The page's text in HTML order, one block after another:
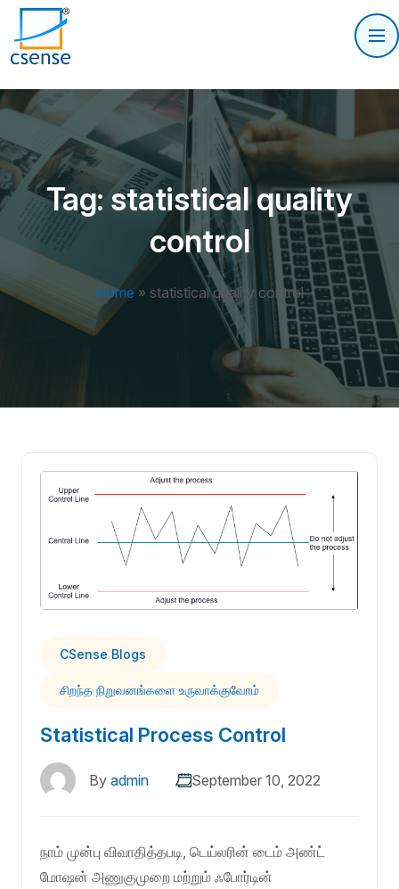
Tag: statistical quality
control
Home » statistical quality control
CSense Blogs
சிறந்த நிறுவனங்களை உருவாக்குவோம்
Statistical Process Control
By admin September 10, 2022
நாம் முன்பு விவாதித்தபடி, டெய்லரின் டைம் அண்ட்
மோஷன் அணுகுமுறை மற்றும் ஃபோர்டின்